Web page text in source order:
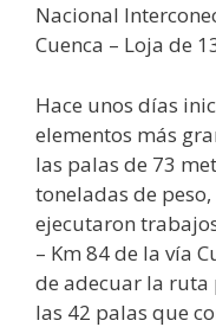
Nacional
Cuenca – Loja de
Hace unos días
elementos más
las palas de 73
toneladas de
ejecutaron
– Km 84 de la vía
de adecuar la
las 42 palas que